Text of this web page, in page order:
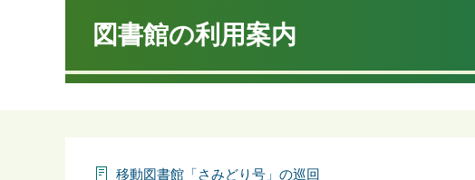
図書館の利用案内
移動図書館「さみどり号」の巡回